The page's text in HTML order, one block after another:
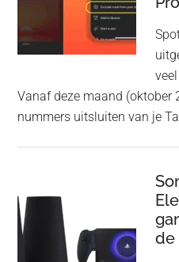
WF-
en
nieuwe
Vanaf deze maand (oktober
nummers uitsluiten van je
de